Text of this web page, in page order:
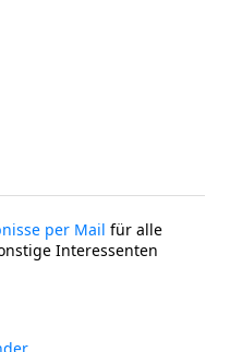
per Mail für alle
Interessenten